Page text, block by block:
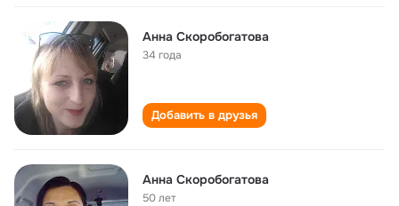
Анна Скоробогатова
34 года
Добавить в друзья
Анна Скоробогатова
50 лет